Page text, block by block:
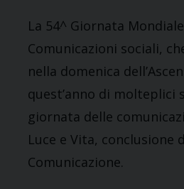
La 54^ Giornata
Comunicazioni sociali,
nella domenica
quest’anno di molteplici
giornata delle
Luce e Vita, conclusione
Comunicazione.